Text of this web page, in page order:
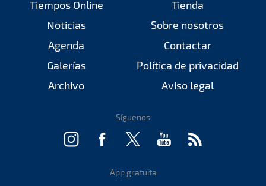
Tiempos Online
Noticias
Agenda
Galerías
Archivo
Tienda
Sobre nosotros
Contactar
Política de privacidad
Aviso legal
Síguenos
App gratuita